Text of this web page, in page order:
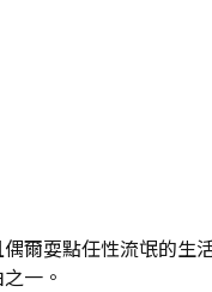
爾耍點任性流氓的生
一。